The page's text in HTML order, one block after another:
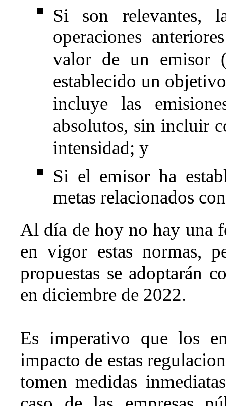
Si son relevantes,
operaciones
valor de un emisor
establecido un
incluye las
absolutos, sin incluir
intensidad; y
Si el emisor ha
metas relacionados
Al día de hoy no hay una
en vigor estas normas,
propuestas se adoptarán
en diciembre de 2022.
Es imperativo que los
impacto de estas
tomen medidas